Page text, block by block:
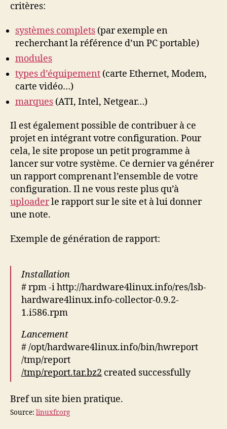
critères:
systèmes complets (par exemple en
recherchant la référence d’un PC portable)
modules
types d’équipement (carte Ethernet, Modem,
carte vidéo…)
marques (ATI, Intel, Netgear…)
Il est également possible de contribuer à ce
projet en intégrant votre configuration. Pour
cela, le site propose un petit programme à
lancer sur votre système. Ce dernier va générer
un rapport comprenant l’ensemble de votre
configuration. Il ne vous reste plus qu’à
uploaderle rapport sur le site et à lui donner
une note.
Exemple de génération de rapport:
Installation
# rpm -i http://hardware4linux.info/res/lsb-
hardware4linux.info-collector-0.9.2-
1.i586.rpm
Lancement
# /opt/hardware4linux.info/bin/hwreport
/tmp/report
/tmp/report.tar.bz2 created successfully
Bref un site bien pratique.
Source: linuxfr.org